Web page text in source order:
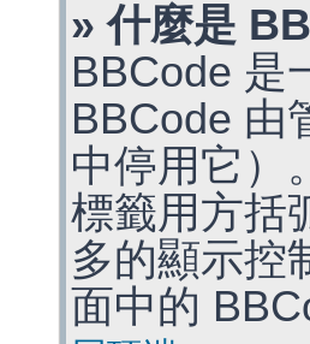
» 什麼是
BBCode 是
BBCode 由
中停用它）
標籤用方括
多的顯示控
面中的